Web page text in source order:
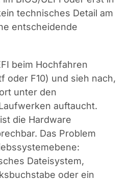
technisches Detail am
entscheidende
beim Hochfahren
oder F10) und sieh nach,
unter den
auftaucht.
die Hardware
Das Problem
Dateisystem,
oder ein